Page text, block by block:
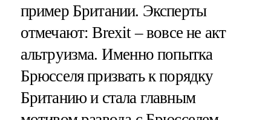
пример Британии. Эксперты
отмечают: Brexit – вовсе не акт
альтруизма. Именно попытка
Брюсселя призвать к порядку
Британию и стала главным